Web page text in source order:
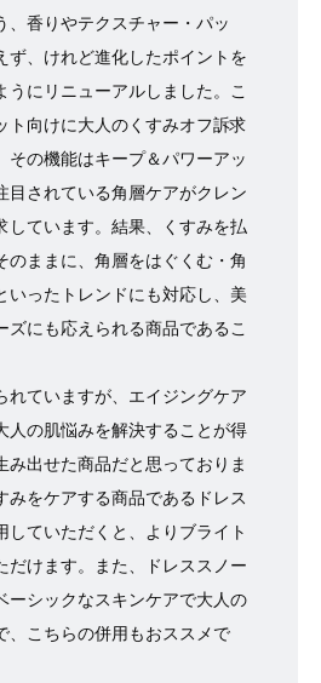
、香りやテクスチャー・パッ
ず、けれど進化したポイントを
うにリニューアルしました。こ
ト向けに大人のくすみオフ訴求
その機能はキープ＆パワーアッ
目されている角層ケアがクレン
しています。結果、くすみを払
のままに、角層をはぐくむ・角
いったトレンドにも対応し、美
ズにも応えられる商品であるこ
れていますが、エイジングケア
人の肌悩みを解決することが得
み出せた商品だと思っておりま
みをケアする商品であるドレス
していただくと、よりブライト
だけます。また、ドレススノー
ーシックなスキンケアで大人の
、こちらの併用もおススメで